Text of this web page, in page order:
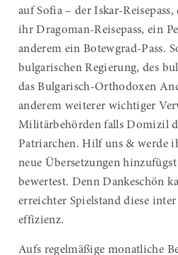
auf Sofia – der Iskar-Reisepass,
ihr Dragoman-Reisepass, ein
anderem ein Botewgrad-Pass.
bulgarischen Regierung, des
das Bulgarisch-Orthodoxen
anderem weiterer wichtiger
Militärbehörden falls Domizil
Patriarchen. Hilf uns & werde
neue Übersetzungen
bewertest. Denn Dankeschön
erreichter Spielstand diese
effizienz.
Aufs regelmäßige monatliche